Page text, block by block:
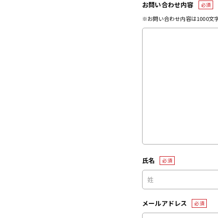
お問い合わせ内容 必須
※お問い合わせ内容は1000文
氏名 必須
メールアドレス 必須